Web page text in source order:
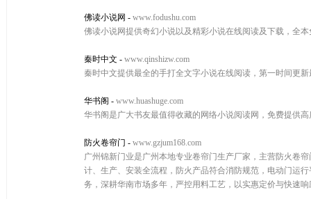
佛读小说网 - www.fodushu.com
佛读小说网提供奇幻小说以及精彩小说在线阅读及下载，全
秦时中文 - www.qinshizw.com
秦时中文提供最全的手打全文字小说在线阅读，第一时间更
华书阁 - www.huashuge.com
华书阁是广大书友最值得收藏的网络小说阅读网，免费提供
防火卷帘门 - www.gzjum168.com
广州锦新门业是广州本地专业卷帘门生产厂家，主营防火卷
计、生产、安装全流程，防火产品符合消防规范，电动门运
务，深耕华南市场多年，严控用料工艺，以实惠定价与快速